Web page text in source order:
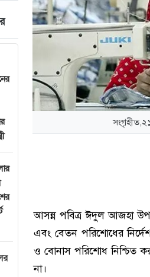
আসন্ন পবিত্র ঈদুল আজহা
এবং বেতন পরিশোধের
ও বোনাস পরিশোধ নিশ্চিত
না।